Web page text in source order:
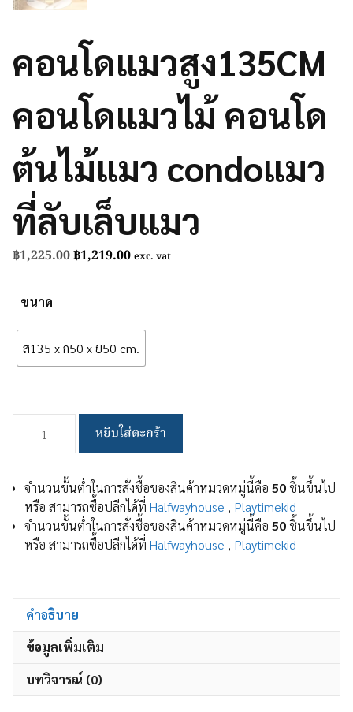
คอนโดแมวสูง135CM
คอนโดแมวไม้ คอนโด
ต้นไม้แมว condoแมว
ที่ลับเล็บแมว
฿1,225.00Original
฿1,219.00Current
exc. vat
ขนาด
ส135 x ก50 x ย50 cm.
แมว
สูง135CM
คอน
แมว
ต้นไม้
แมว
condoแมว
หยิบใส่ตะกร้า
จำนวนขั้นต่ำในการสั่งซื้อของสินค้าหมวดหมู่นี้คือ 50 ชิ้นขึ้นไป
หรือ สามารถซื้อปลีกได้ที่ Halfwayhouse , Playtimekid
จำนวนขั้นต่ำในการสั่งซื้อของสินค้าหมวดหมู่นี้คือ 50 ชิ้นขึ้นไป
หรือ สามารถซื้อปลีกได้ที่ Halfwayhouse , Playtimekid
คำอธิบาย
ข้อมูลเพิ่มเติม
บทวิจารณ์ (0)